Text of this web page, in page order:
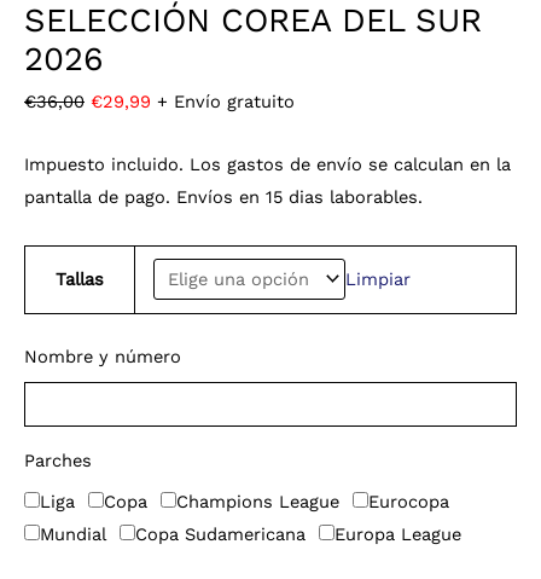
SELECCIÓN COREA DEL SUR
2026
€36,00 €29,99 + Envío gratuito
Impuesto incluido. Los gastos de envío se calculan en la
pantalla de pago. Envíos en 15 dias laborables.
Tallas Limpiar
Nombre y número
Parches
Liga
Copa Champions League
Eurocopa
Mundial
Copa Sudamericana Europa League